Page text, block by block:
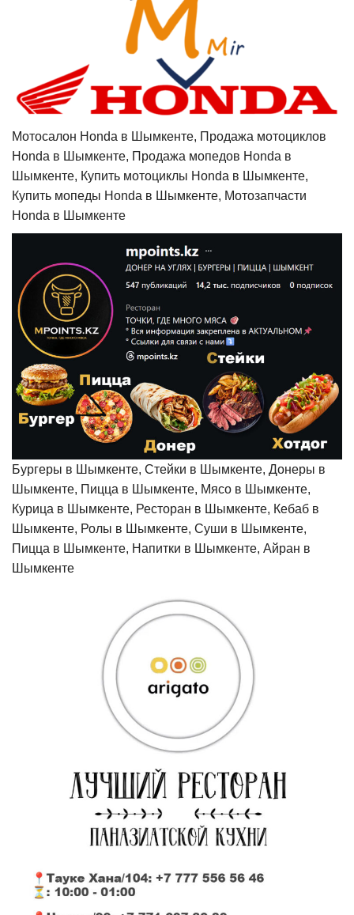
Мотосалон Honda в Шымкенте, Продажа мотоциклов
Honda в Шымкенте, Продажа мопедов Honda в
Шымкенте, Купить мотоциклы Honda в Шымкенте,
Купить мопеды Honda в Шымкенте, Мотозапчасти
Honda в Шымкенте
Бургеры в Шымкенте, Стейки в Шымкенте, Донеры в
Шымкенте, Пицца в Шымкенте, Мясо в Шымкенте,
Курица в Шымкенте, Ресторан в Шымкенте, Кебаб в
Шымкенте, Ролы в Шымкенте, Суши в Шымкенте,
Пицца в Шымкенте, Напитки в Шымкенте, Айран в
Шымкенте